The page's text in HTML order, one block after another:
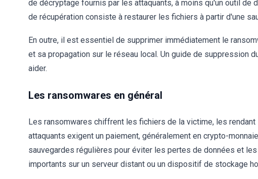
de décryptage fournis par les attaquants, à moins qu'un outil
de récupération consiste à restaurer les fichiers à partir d'une
En outre, il est essentiel de supprimer immédiatement le
et sa propagation sur le réseau local. Un guide de suppression
aider.
Les ransomwares en général
Les ransomwares chiffrent les fichiers de la victime, les
attaquants exigent un paiement, généralement en crypto-
sauvegardes régulières pour éviter les pertes de données et
importants sur un serveur distant ou un dispositif de stockage